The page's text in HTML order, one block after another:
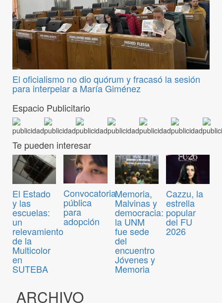
El oficialismo no dio quórum y fracasó la sesión
para interpelar a María Giménez
Espacio Publicitario
Te pueden interesar
El Estado
y las
escuelas:
un
relevamiento
de la
Multicolor
en
SUTEBA
Convocatoria
pública
para
adopción
Memoria,
Malvinas y
democracia:
la UNM
fue sede
del
encuentro
Jóvenes y
Memoria
Cazzu, la
estrella
popular
del FU
2026
ARCHIVO